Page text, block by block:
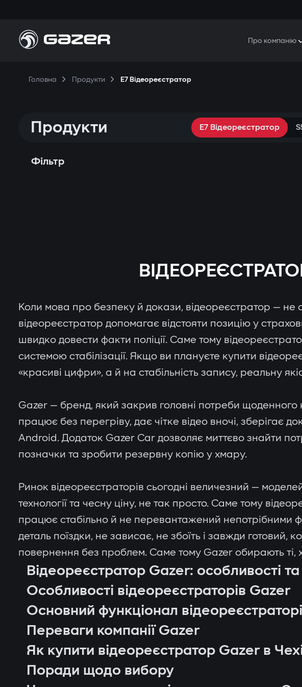
Про компанію
Контакти
Головна Продукти E7 Відеореєстратор
Продукти E7 Відеореєстратор
Фільтр
Коли мова про безпеку й докази, відеореєстратор — не
відеореєстратор допомагає відстояти позицію у
швидко довести факти поліції. Саме тому
системою стабілізації. Якщо ви плануєте купити
«красиві цифри», а й на стабільність запису, реальну
Gazer — бренд, який закрив головні потреби
працює без перегріву, дає чітке відео вночі, зберігає
Android. Додаток Gazer Car дозволяє миттєво знайти
позначки та зробити резервну копію у хмару.
Ринок відеореєстраторів сьогодні величезний —
технології та чесну ціну, не так просто. Саме тому
працює стабільно й не перевантажений непотрібними
деталь поїздки, не зависає, не збоїть і завжди готовий,
повернення без проблем. Саме тому Gazer обирають ті,
Відеореєстратор Gazer: особливості
Особливості відеореєстраторів Gazer
Основний функціонал
Переваги компанії Gazer
Як купити відеореєстратор Gazer в
Поради щодо вибору